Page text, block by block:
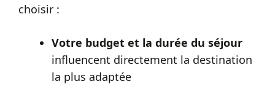
choisir :
Votre budget et la durée du séjour
influencent directement la destination
la plus adaptée